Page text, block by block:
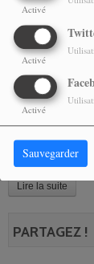
Activé
Activé
Activé
Sauvegarder
Sorti en 2006, l'album
sincère lors de sa
Caraïbes de
des titres avec
2014 avec l'albumBy
la chanteuse
le micro sur le titre «
Lire la suite
PARTAGEZ !